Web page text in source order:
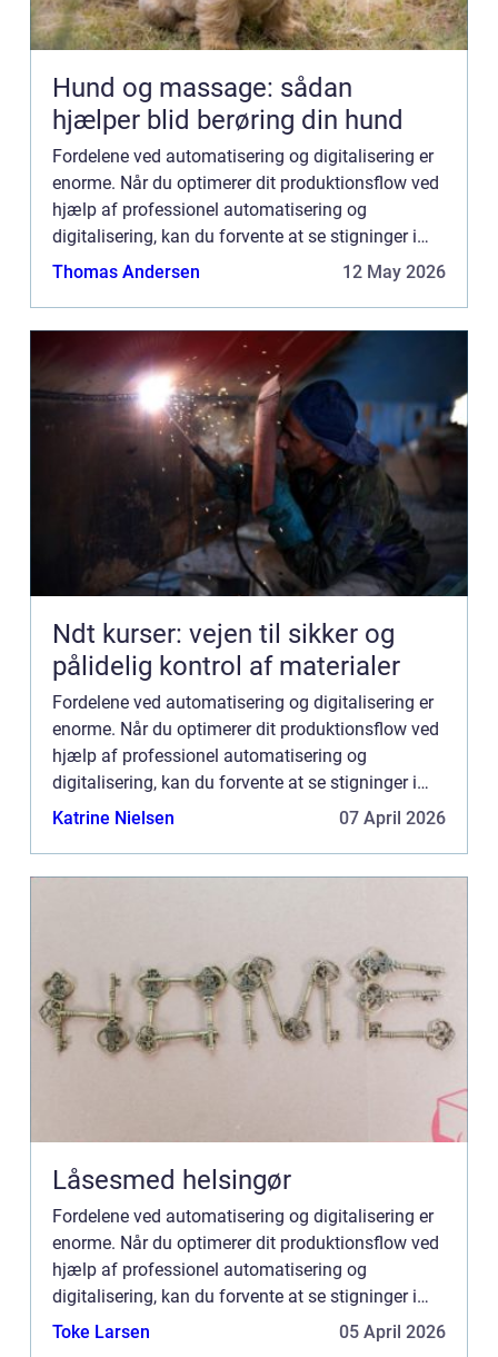
Hund og massage: sådan
hjælper blid berøring din hund
Fordelene ved automatisering og digitalisering er
enorme. Når du optimerer dit produktionsflow ved
hjælp af professionel automatisering og
digitalisering, kan du forvente at se stigninger i
effektivitet, kvalitet og gennemstrømning.
Thomas Andersen 12 May 2026
Ndt kurser: vejen til sikker og
pålidelig kontrol af materialer
Fordelene ved automatisering og digitalisering er
enorme. Når du optimerer dit produktionsflow ved
hjælp af professionel automatisering og
digitalisering, kan du forvente at se stigninger i
effektivitet, kvalitet og gennemstrømning.
Katrine Nielsen 07 April 2026
Låsesmed helsingør
Fordelene ved automatisering og digitalisering er
enorme. Når du optimerer dit produktionsflow ved
hjælp af professionel automatisering og
digitalisering, kan du forvente at se stigninger i
effektivitet, kvalitet og gennemstrømning.
Toke Larsen 05 April 2026